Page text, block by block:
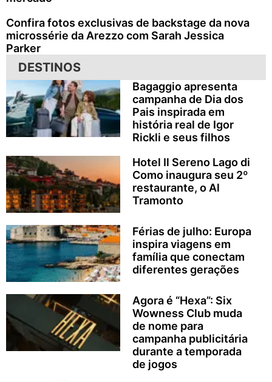
Confira fotos exclusivas de backstage da nova
microssérie da Arezzo com Sarah Jessica
Parker
DESTINOS
Bagaggio apresenta
campanha de Dia dos
Pais inspirada em
história real de Igor
Rickli e seus filhos
Hotel Il Sereno Lago di
Como inaugura seu 2º
restaurante, o Al
Tramonto
Férias de julho: Europa
inspira viagens em
família que conectam
diferentes gerações
Agora é “Hexa”: Six
Wowness Club muda
de nome para
campanha publicitária
durante a temporada
de jogos